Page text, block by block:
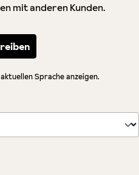
mit anderen Kunden.
Sprache anzeigen.